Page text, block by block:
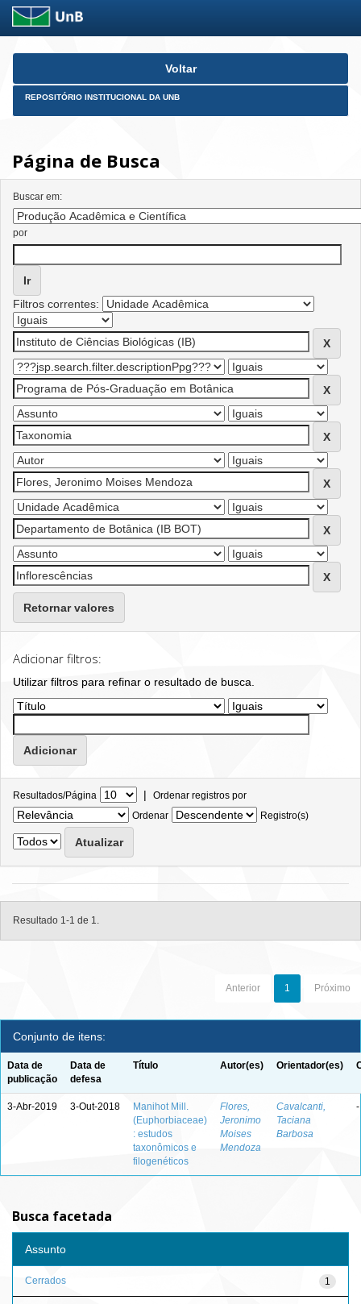
Skip
Voltar
REPOSITÓRIO INSTITUCIONAL DA UNB
Página de Busca
Buscar em:
por
Filtros correntes:
Retornar valores
Adicionar filtros:
Utilizar filtros para refinar o resultado de busca.
Resultados/Página | Ordenar registros por
Ordenar
Registro(s)
Resultado 1-1 de 1.
Anterior 1 Próximo
Conjunto de itens:
Data de
publicação
Data de
defesa
Título Autor(es) Orientador(es)
3-Abr-2019 3-Out-2018
Manihot Mill.
(Euphorbiaceae)
: estudos
taxonômicos e
filogenéticos
Flores,
Jeronimo
Moises
Mendoza
Cavalcanti,
Taciana
Barbosa
-
Busca facetada
Assunto
1
Cerrados